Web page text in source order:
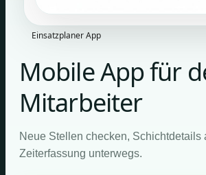
Einsatzplaner App
Mobile App für
Mitarbeiter
Neue Stellen checken, Schichtdetails
Zeiterfassung unterwegs.